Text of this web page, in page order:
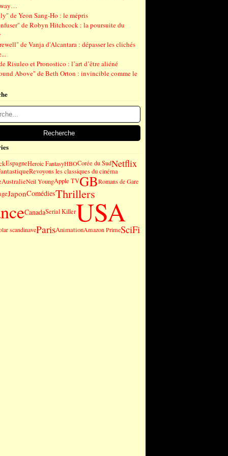
de Yeon Sang-Ho : le mépris
de Robyn Hitchcock : la poursuite du
de Vanja d'Alcantara : dépasser les clichés
Risuleo et Pronostico : l’art d’être aliéné
Above" de Beth Orton : invincible comme le
EspagneHeroic FantasyHBOCorée du SudNetflix
Revoyons les classiques du cinéma
AustralieNeil YoungApple TVGBRomans de Gare
JaponComédiesThrillers
CanadaSerial KillerUSA
scandinaveParisAnimationAmazon PrimeSciFi